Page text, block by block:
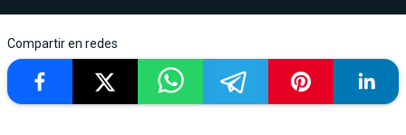
Compartir en redes